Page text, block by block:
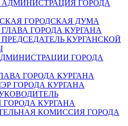
ГОРОДА
ГОРОДСКАЯ ДУМА
ГОРОДА КУРГАНА
КУРГАНСКОЙ
ГОРОДА
ГОРОДА КУРГАНА
ГОРОДА КУРГАНА
КУРГАНА
КОМИССИЯ ГОРОДА